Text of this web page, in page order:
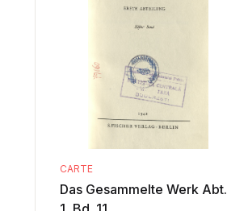
CARTE
Das Gesammelte Werk Abt.